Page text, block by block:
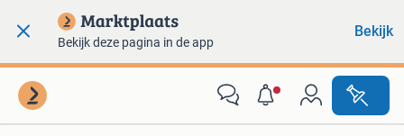
Bekijk deze pagina in de app
Bekijk